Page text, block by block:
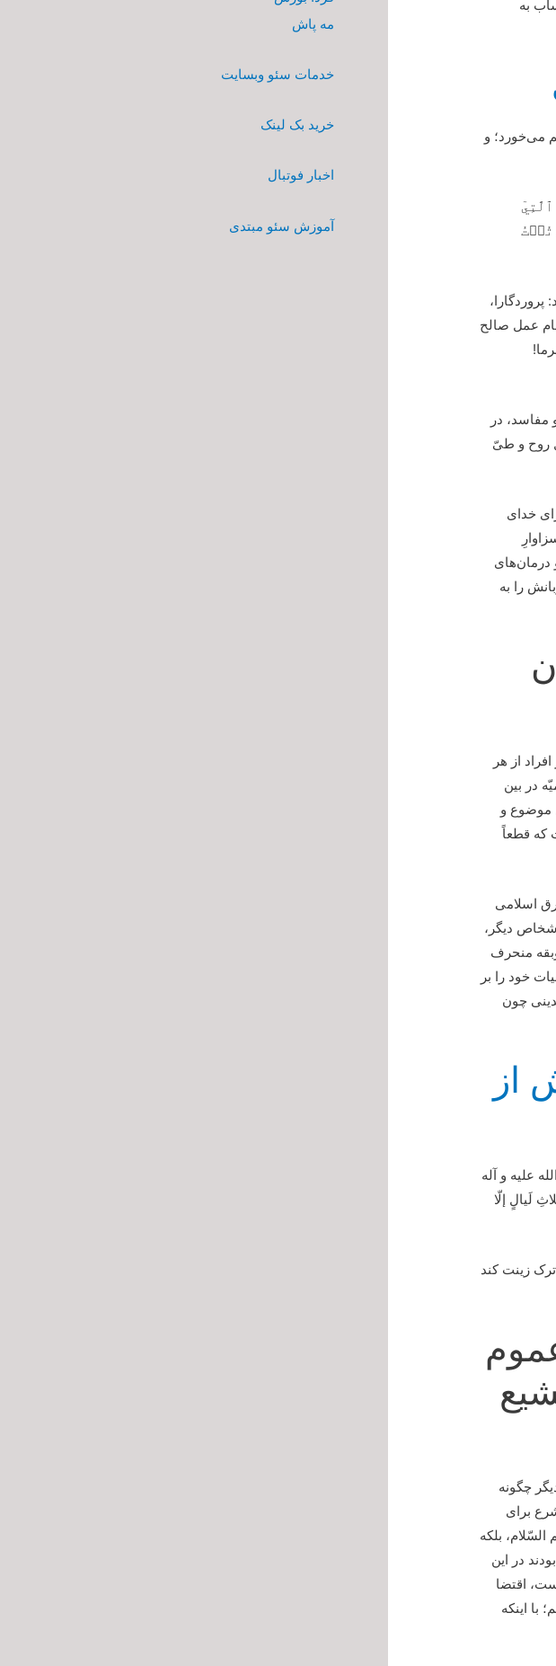
به
می‌خورد؛ و
تُبۡتُ
عمل صالح
مفاسد، در
روح و طیّ
خدای
درمان‌های
را به
از هر
در بین
موضوع و
که قطعاً
اسلامی
دیگر،
منحرف
خود را بر
چون
از
علیه و آله
لَیالٍ إلّا
زینت کند
چگونه
برای
بلکه
در این
اقتضا
با اینکه
مه پاش
خدمات سئو وبسایت
خرید بک لینک
اخبار فوتبال
آموزش سئو مبتدی